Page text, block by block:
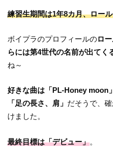
練習生期間は1年8カ月、ロー
ボイプラのプロフィールのロ
らには第4世代の名前が出てく
ね～
好きな曲は「PL-Honey moon」
「足の長さ、肩」 だそうで、
けました。
最終目標は「デビュー」。